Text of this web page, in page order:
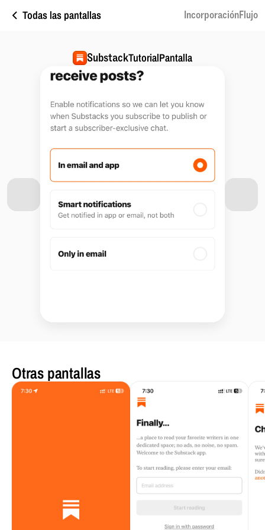
Todas las pantallas IncorporaciónFlujo
SubstackTutorialPantalla
Otras pantallas